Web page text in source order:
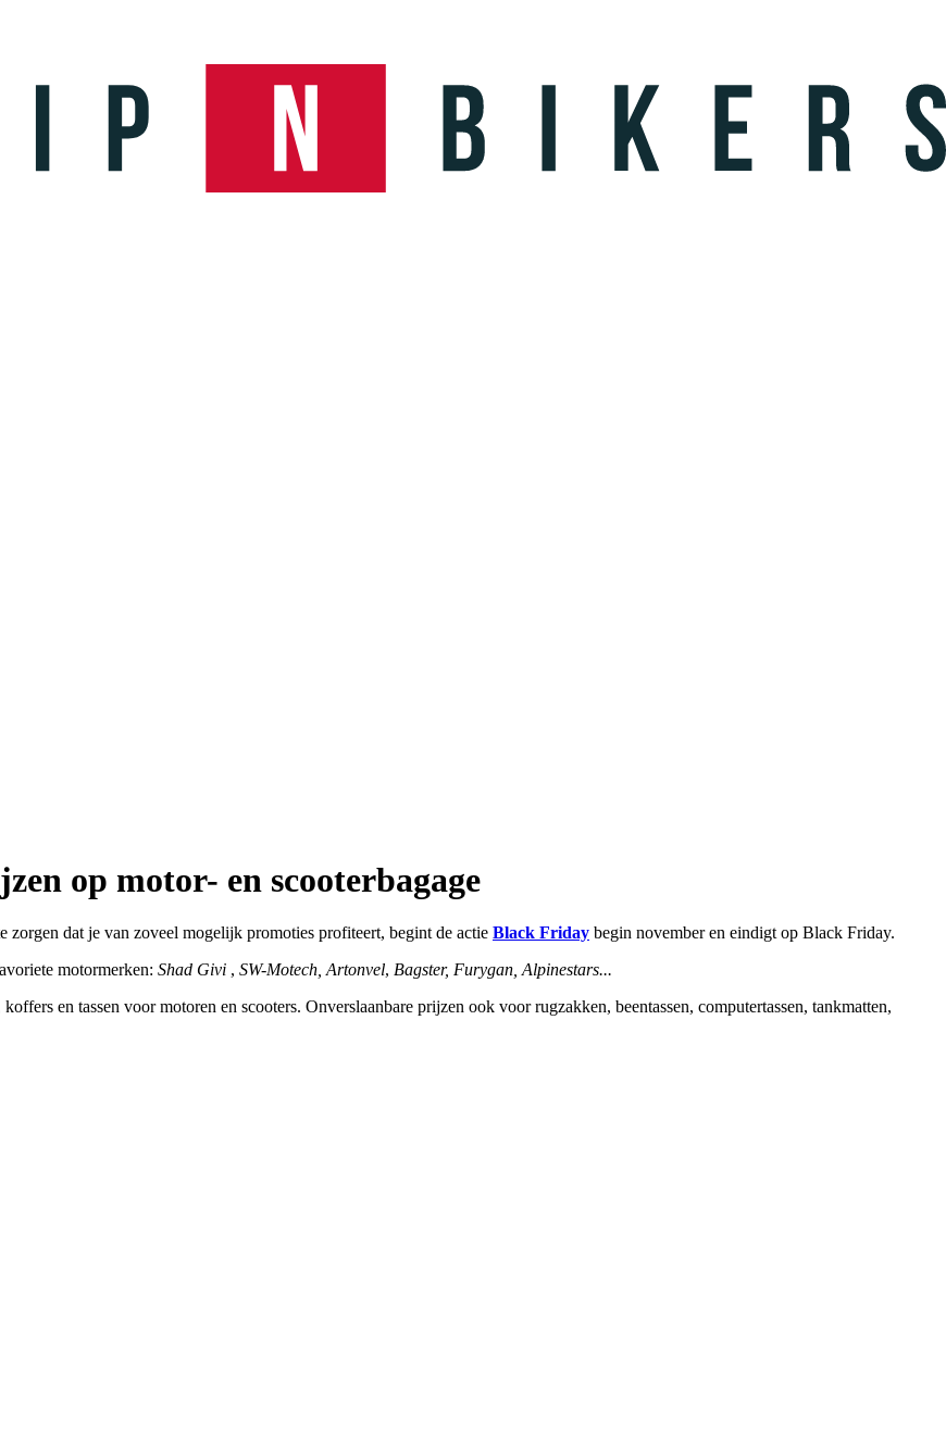
op motor- en scooterbagage
dat je van zoveel mogelijk promoties profiteert, begint de actie Black Friday begin november en eindigt op Black Friday.
motormerken: Shad Givi , SW-Motech, Artonvel, Bagster, Furygan, Alpinestars...
en tassen voor motoren en scooters. Onverslaanbare prijzen ook voor rugzakken, beentassen, computertassen, tankmatten,